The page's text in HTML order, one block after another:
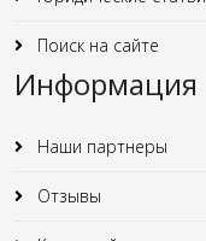
Поиск на сайте
Информация
Наши партнеры
Отзывы